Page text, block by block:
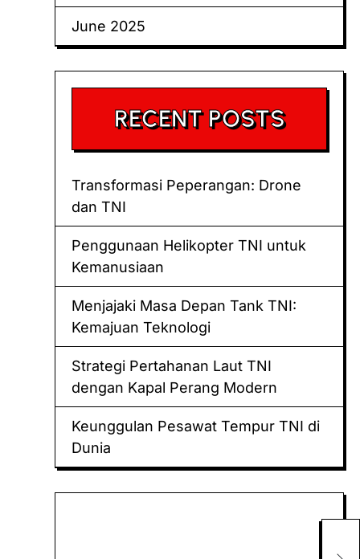
June 2025
RECENT POSTS
Transformasi Peperangan: Drone
dan TNI
Penggunaan Helikopter TNI untuk
Kemanusiaan
Menjajaki Masa Depan Tank TNI:
Kemajuan Teknologi
Strategi Pertahanan Laut TNI
dengan Kapal Perang Modern
Keunggulan Pesawat Tempur TNI di
Dunia